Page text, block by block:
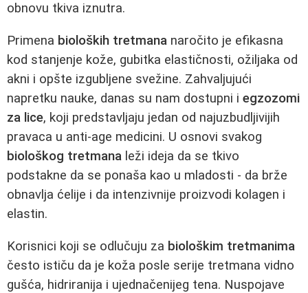
obnovu tkiva iznutra.
Primena bioloških tretmana naročito je efikasna
kod stanjenje kože, gubitka elastičnosti, ožiljaka od
akni i opšte izgubljene svežine. Zahvaljujući
napretku nauke, danas su nam dostupni i egzozomi
za lice, koji predstavljaju jedan od najuzbudljivijih
pravaca u anti-age medicini. U osnovi svakog
biološkog tretmana leži ideja da se tkivo
podstakne da se ponaša kao u mladosti - da brže
obnavlja ćelije i da intenzivnije proizvodi kolagen i
elastin.
Korisnici koji se odlučuju za biološkim tretmanima
često ističu da je koža posle serije tretmana vidno
gušća, hidriranija i ujednačenijeg tena. Nuspojave